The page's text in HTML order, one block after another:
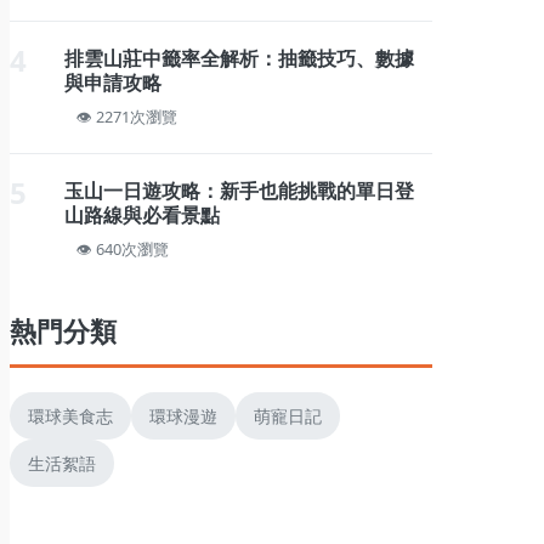
排雲山莊中籤率全解析：抽籤技巧、數據
與申請攻略
2271次瀏覽
玉山一日遊攻略：新手也能挑戰的單日登
山路線與必看景點
640次瀏覽
熱門分類
環球美食志 環球漫遊 萌寵日記
生活絮語